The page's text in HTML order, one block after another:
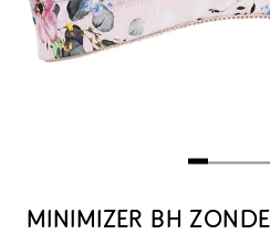
MINIMIZER BH